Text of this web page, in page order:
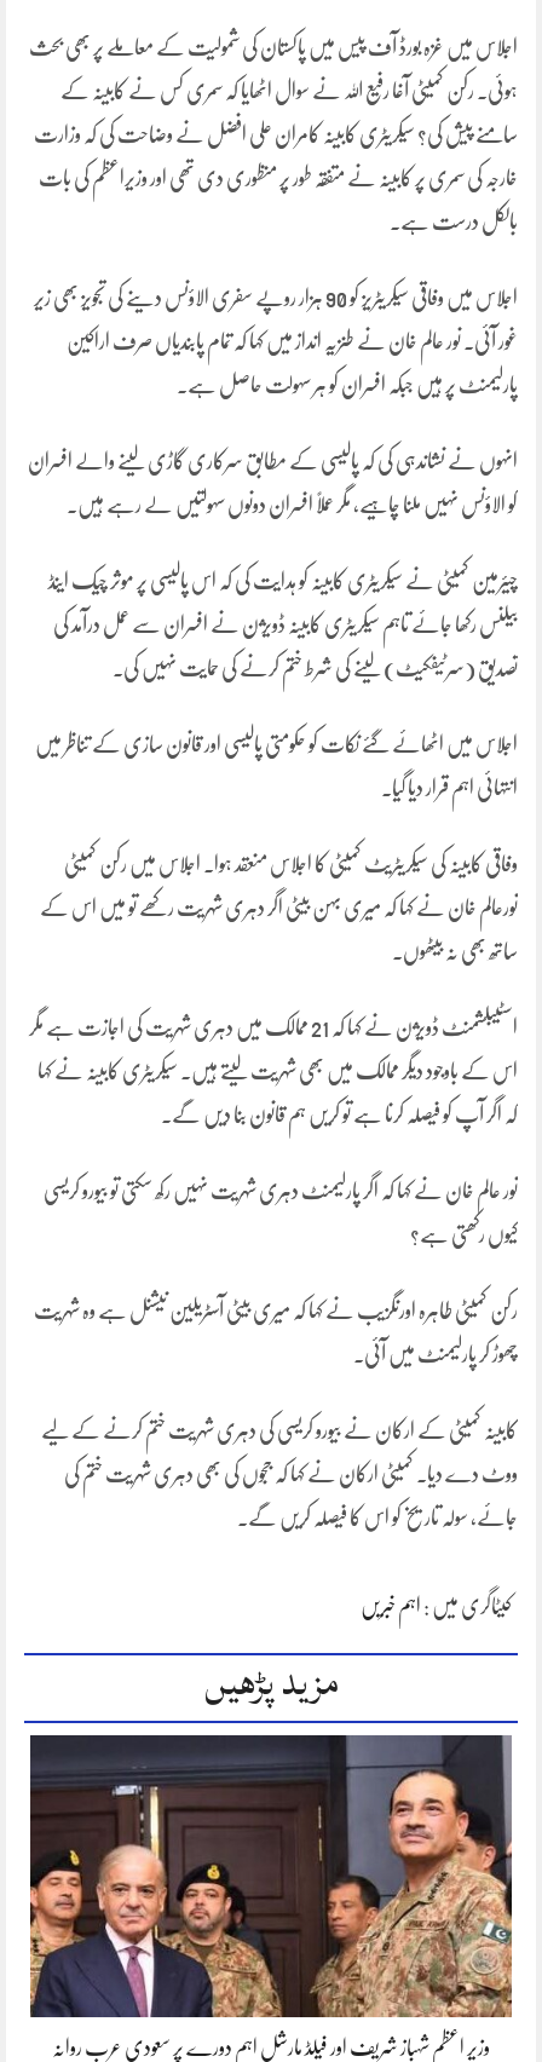
اجلاس میں غزہ بورڈ آف پیس میں پاکستان کی شمولیت کے معاملے پر بھی بحث
ہوئی۔ رکن کمیٹی آغا رفیع اللہ نے سوال اٹھایا کہ سمری کس نے کابینہ کے
سامنے پیش کی؟ سیکریٹری کابینہ کامران علی افضل نے وضاحت کی کہ وزارت
خارجہ کی سمری پر کابینہ نے متفقہ طور پر منظوری دی تھی اور وزیراعظم کی بات
بالکل درست ہے۔
اجلاس میں وفاقی سیکریٹریز کو 90 ہزار روپے سفری الاؤنس دینے کی تجویز بھی زیر
غور آئی۔ نور عالم خان نے طنزیہ انداز میں کہا کہ تمام پابندیاں صرف اراکین
پارلیمنٹ پر ہیں جبکہ افسران کو ہر سہولت حاصل ہے۔
انہوں نے نشاندہی کی کہ پالیسی کے مطابق سرکاری گاڑی لینے والے افسران
کو الاؤنس نہیں ملنا چاہیے، مگر عملاً افسران دونوں سہولتیں لے رہے ہیں۔
چیئرمین کمیٹی نے سیکریٹری کابینہ کو ہدایت کی کہ اس پالیسی پر موثر چیک اینڈ
بیلنس رکھا جائے تاہم سیکریٹری کابینہ ڈویژن نے افسران سے عمل درآمد کی
تصدیق (سرٹیفکیٹ) لینے کی شرط ختم کرنے کی حمایت نہیں کی۔
اجلاس میں اٹھائے گئے نکات کو حکومتی پالیسی اور قانون سازی کے تناظر میں
انتہائی اہم قرار دیا گیا۔
وفاقی کابینہ کی سیکریٹریٹ کمیٹی کا اجلاس منعقد ہوا۔ اجلاس میں رکن کمیٹی
نورعالم خان نے کہا کہ میری بہن بیٹی اگر دہری شہریت رکھے تو میں اس کے
ساتھ بھی نہ بیٹھوں۔
اسٹیبلشمنٹ ڈویژن نے کہا کہ 21 ممالک میں دہری شہریت کی اجازت ہے مگر
اس کے باوجود دیگر ممالک میں بھی شہریت لیتے ہیں۔ سیکریٹری کابینہ نے کہا
کہ اگر آپ کو فیصلہ کرنا ہے تو کریں ہم قانون بنا دیں گے۔
نور عالم خان نے کہا کہ اگر پارلیمنٹ دہری شہریت نہیں رکھ سکتی تو بیورو کریسی
کیوں رکھتی ہے؟
رکن کمیٹی طاہرہ اورنگزیب نے کہا کہ میری بیٹی آسٹریلین نیشنل ہے وہ شہریت
چھوڑ کر پارلیمنٹ میں آئی۔
کابینہ کمیٹی کے ارکان نے بیورو کریسی کی دہری شہریت ختم کرنے کے لیے
ووٹ دے دیا۔ کمیٹی ارکان نے کہا کہ ججوں کی بھی دہری شہریت ختم کی
جائے، سولہ تاریخ کو اس کا فیصلہ کریں گے۔
کیٹاگری میں : اہم خبریں
مزید پڑھیں
وزیر اعظم شہباز شریف اور فیلڈ مارشل اہم دورے پر سعودی عرب روانہ